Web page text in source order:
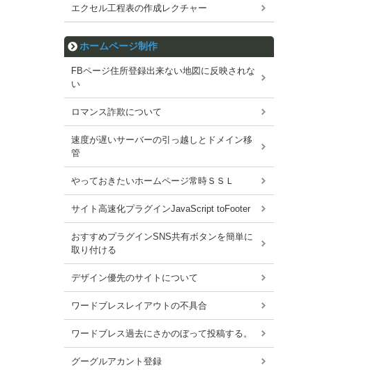
エクセル工程表の作成レクチャー
ホームページ制作
FBページ住所登録出来ない地図に反映されな
い
ロマンス詐欺について
速度が遅いサーバーの引っ越しとドメイン移
管
やっておきたいホームページ常時ＳＳＬ
サイト高速化プラグインJavaScript toFooter
おすすめプラグインSNS共有ボタンを簡単に
取り付ける
デザイン優先のサイトについて
ワードブレスレイアウトの不具合
ワードブレス過去にさかのぼって投稿する。
グーグルアカント登録